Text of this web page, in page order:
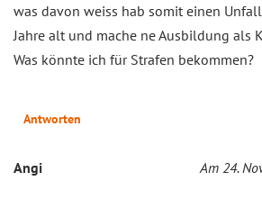
was davon weiss hab somit einen
Jahre alt und mache ne Ausbildung als
Was könnte ich für Strafen bekommen?
Antworten
Angi Am 24.